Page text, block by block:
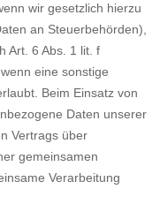
wir gesetzlich hierzu
an Steuerbehörden),
Art. 6 Abs. 1 lit. f
eine sonstige
Beim Einsatz von
Daten unserer
Vertrags über
gemeinsamen
Verarbeitung